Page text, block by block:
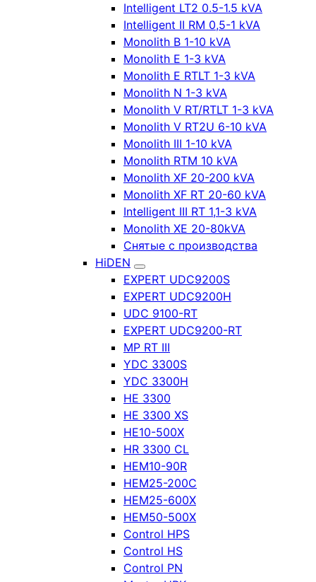
Intelligent LT2 0.5-1.5 kVA
Intelligent II RM 0,5-1 kVA
Monolith B 1-10 kVA
Monolith E 1-3 kVA
Monolith E RTLT 1-3 kVA
Monolith N 1-3 kVA
Monolith V RT/RTLT 1-3 kVA
Monolith V RT2U 6-10 kVA
Monolith III 1-10 kVA
Monolith RTM 10 kVA
Monolith XF 20-200 kVA
Monolith XF RT 20-60 kVA
Intelligent III RT 1,1-3 kVA
Monolith XE 20-80kVA
Снятые с производства
HiDEN
EXPERT UDC9200S
EXPERT UDC9200H
UDC 9100-RT
EXPERT UDC9200-RT
MP RT III
YDC 3300S
YDC 3300H
HE 3300
HE 3300 XS
HE10-500X
HR 3300 CL
HEM10-90R
HEM25-200C
HEM25-600X
HEM50-500X
Control HPS
Control HS
Control PN